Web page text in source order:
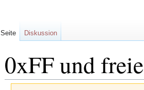
0xFF und
Seite Diskussion